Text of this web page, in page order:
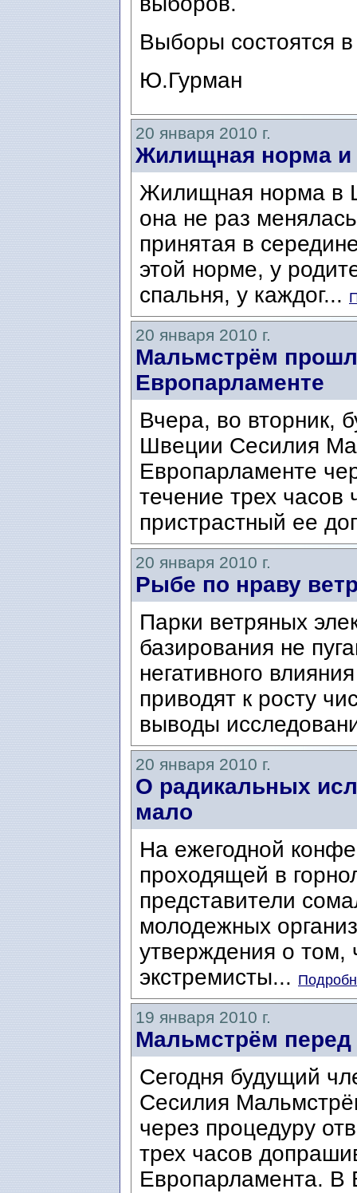
Выборы состоятся в
Ю.Гурман
20 января 2010 г.
Жилищная норма и
Жилищная норма в
она не раз
принятая в
этой норме, у
спальня, у каждог...
20 января 2010 г.
Мальмстрём
Европарламенте
Вчера, во вторник,
Швеции Сесилия
Европарламенте
течение трех
пристрастный ее
20 января 2010 г.
Рыбе по нраву
Парки ветряных
базирования не
негативного
приводят к росту
выводы
20 января 2010 г.
О радикальных
мало
На ежегодной
проходящей в
представители
молодежных
утверждения о том,
экстремисты...
19 января 2010 г.
Мальмстрём
Сегодня будущий
Сесилия
через процедуру
трех часов
Европарламента. В